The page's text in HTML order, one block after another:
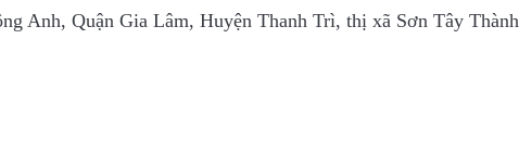
Anh, Quận Gia Lâm, Huyện Thanh Trì, thị xã Sơn Tây